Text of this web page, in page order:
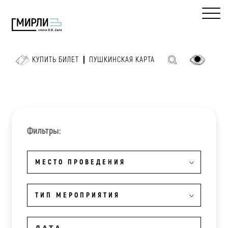
КУПИТЬ БИЛЕТ ПУШКИНСКАЯ КАРТА
Фильтры:
МЕСТО ПРОВЕДЕНИЯ
ТИП МЕРОПРИЯТИЯ